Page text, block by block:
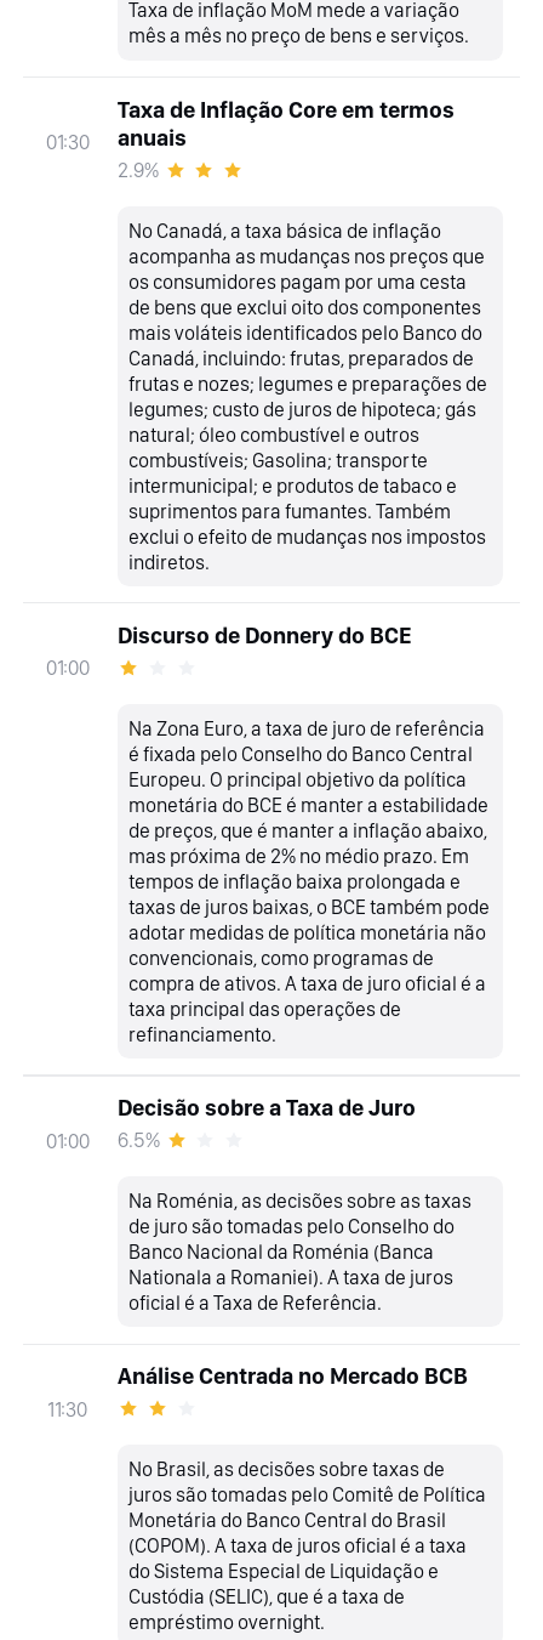
Taxa de inflação MoM mede a variação
mês a mês no preço de bens e serviços.
01:30
Taxa de Inflação Core em termos
anuais
2.9%
No Canadá, a taxa básica de inflação
acompanha as mudanças nos preços que
os consumidores pagam por uma cesta
de bens que exclui oito dos componentes
mais voláteis identificados pelo Banco do
Canadá, incluindo: frutas, preparados de
frutas e nozes; legumes e preparações de
legumes; custo de juros de hipoteca; gás
natural; óleo combustível e outros
combustíveis; Gasolina; transporte
intermunicipal; e produtos de tabaco e
suprimentos para fumantes. Também
exclui o efeito de mudanças nos impostos
indiretos.
01:00
Discurso de Donnery do BCE
Na Zona Euro, a taxa de juro de referência
é fixada pelo Conselho do Banco Central
Europeu. O principal objetivo da política
monetária do BCE é manter a estabilidade
de preços, que é manter a inflação abaixo,
mas próxima de 2% no médio prazo. Em
tempos de inflação baixa prolongada e
taxas de juros baixas, o BCE também pode
adotar medidas de política monetária não
convencionais, como programas de
compra de ativos. A taxa de juro oficial é a
taxa principal das operações de
refinanciamento.
01:00
Decisão sobre a Taxa de Juro
6.5%
Na Roménia, as decisões sobre as taxas
de juro são tomadas pelo Conselho do
Banco Nacional da Roménia (Banca
Nationala a Romaniei). A taxa de juros
oficial é a Taxa de Referência.
11:30
Análise Centrada no Mercado BCB
No Brasil, as decisões sobre taxas de
juros são tomadas pelo Comitê de Política
Monetária do Banco Central do Brasil
(COPOM). A taxa de juros oficial é a taxa
do Sistema Especial de Liquidação e
Custódia (SELIC), que é a taxa de
empréstimo overnight.